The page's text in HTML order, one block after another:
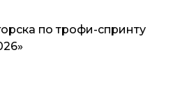
по трофи-спринту